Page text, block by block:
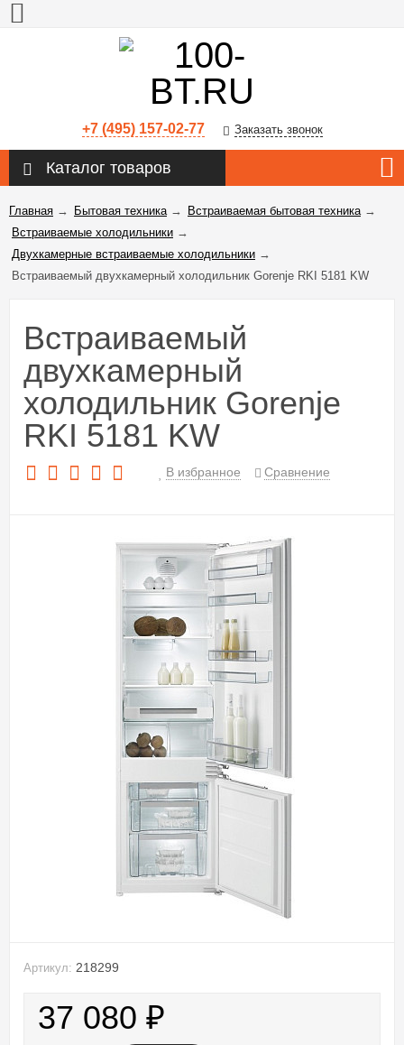
+7 (495) 157-02-77 Заказать звонок
Каталог товаров
Главная → Бытовая техника→ Встраиваемая бытовая техника→
Встраиваемые холодильники →
Двухкамерные встраиваемые холодильники →
Встраиваемый двухкамерный холодильник Gorenje RKI 5181 KW
Встраиваемый
двухкамерный
холодильник Gorenje
RKI 5181 KW
В избранное Сравнение
Артикул: 218299
37 080 ₽